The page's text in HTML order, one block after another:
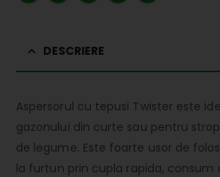
DESCRIERE
Aspersorul cu tepusi Twister este
gazonului din curte sau pentru
de legume. Este foarte usor de
la furtun prin cupla rapida, consum